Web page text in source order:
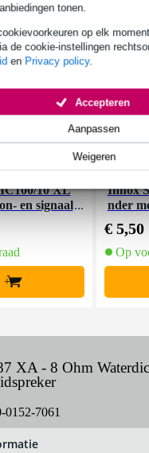
tonen.
op elk
de cookie-instellingen
en Privacy policy.
Weigeren
Aanpassen
Accepteren
10 XL
en signaal
+
Innox
nder
€ 5,50
Op
XA - 8 Ohm
0152-7061